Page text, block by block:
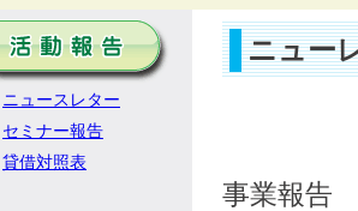
ニュースレター
セミナー報告
貸借対照表
ニュー
事業報告